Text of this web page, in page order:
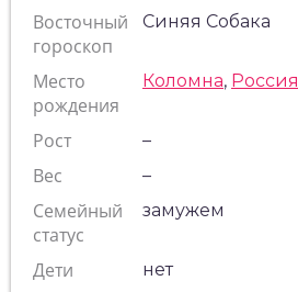
Восточный
гороскоп
Синяя Собака
Место
рождения
Коломна, Россия
Рост –
Вес –
Семейный
статус
замужем
Дети нет